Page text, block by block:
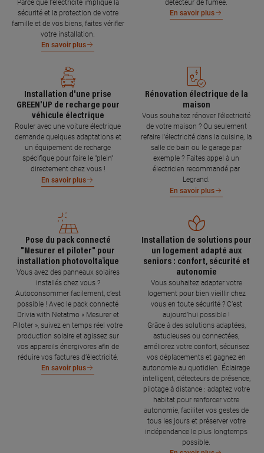
Parce que l’électricité implique la
sécurité et la protection de votre
famille et de vos biens, faites vérifier
votre installation.
En savoir plus
détecteur de fumée.
En savoir plus
Installation d'une prise
GREEN'UP de recharge pour
véhicule électrique
Rouler avec une voiture électrique
demande quelques adaptations et
un équipement de recharge
spécifique pour faire le "plein"
directement chez vous !
En savoir plus
Rénovation électrique de la
maison
Vous souhaitez rénover l'électricité
de votre maison ? Ou seulement
refaire l'électricité dans la cuisine, la
salle de bain ou le garage par
exemple ? Faites appel à un
électricien recommandé par
Legrand.
En savoir plus
Pose du pack connecté
"Mesurer et piloter" pour
installation photovoltaïque
Vous avez des panneaux solaires
installés chez vous ?
Autoconsommer facilement, c’est
possible ! Avec le pack connecté
Drivia with Netatmo « Mesurer et
Piloter », suivez en temps réel votre
production solaire et agissez sur
vos appareils énergivores afin de
réduire vos factures d’électricité.
En savoir plus
Installation de solutions pour
un logement adapté aux
seniors : confort, sécurité et
autonomie
Vous souhaitez adapter votre
logement pour bien vieillir chez
vous en toute sécurité ? C’est
aujourd’hui possible !
Grâce à des solutions adaptées,
astucieuses ou connectées,
améliorez votre confort, sécurisez
vos déplacements et gagnez en
autonomie au quotidien. Éclairage
intelligent, détecteurs de présence,
pilotage à distance : adaptez votre
habitat pour renforcer votre
autonomie, faciliter vos gestes de
tous les jours et préserver votre
indépendance le plus longtemps
possible.